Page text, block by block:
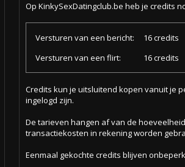
Op KinkySexDatingclub.be heb je credits
Versturen van een bericht:
16 credits
Versturen van een flirt:
16 credits
Credits kun je uitsluitend kopen vanuit je
ingelogd zijn.
De tarieven hangen af van de
transactiekosten in rekening worden
Eenmaal gekochte credits blijven